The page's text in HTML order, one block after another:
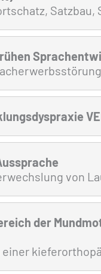
Satzbau,
von
der
einer